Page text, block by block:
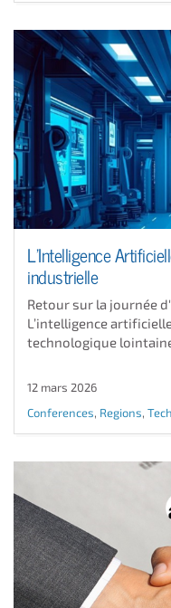
L’Intelligence
industrielle
Retour sur la journée
L’intelligence
technologique
12 mars 2026
Conferences, Regions,